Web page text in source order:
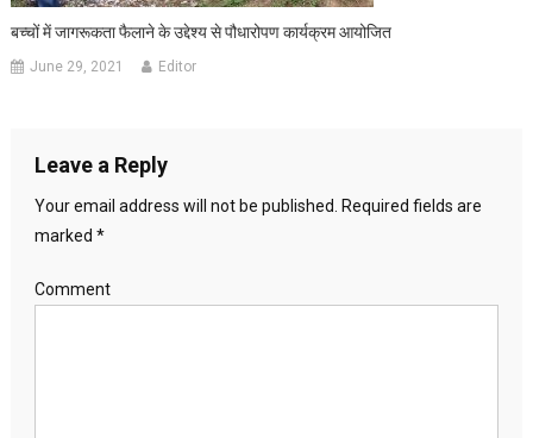
बच्चों में जागरूकता फैलाने के उद्देश्य से पौधारोपण कार्यक्रम आयोजित
June 29, 2021 Editor
Leave a Reply
Your email address will not be published. Required fields are
marked *
Comment